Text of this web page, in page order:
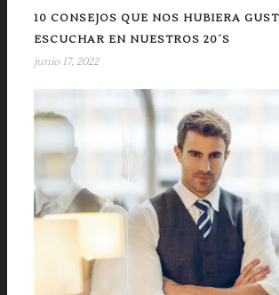
10 CONSEJOS QUE NOS HUBIERA
ESCUCHAR EN NUESTROS 20´S
junio 17, 2022